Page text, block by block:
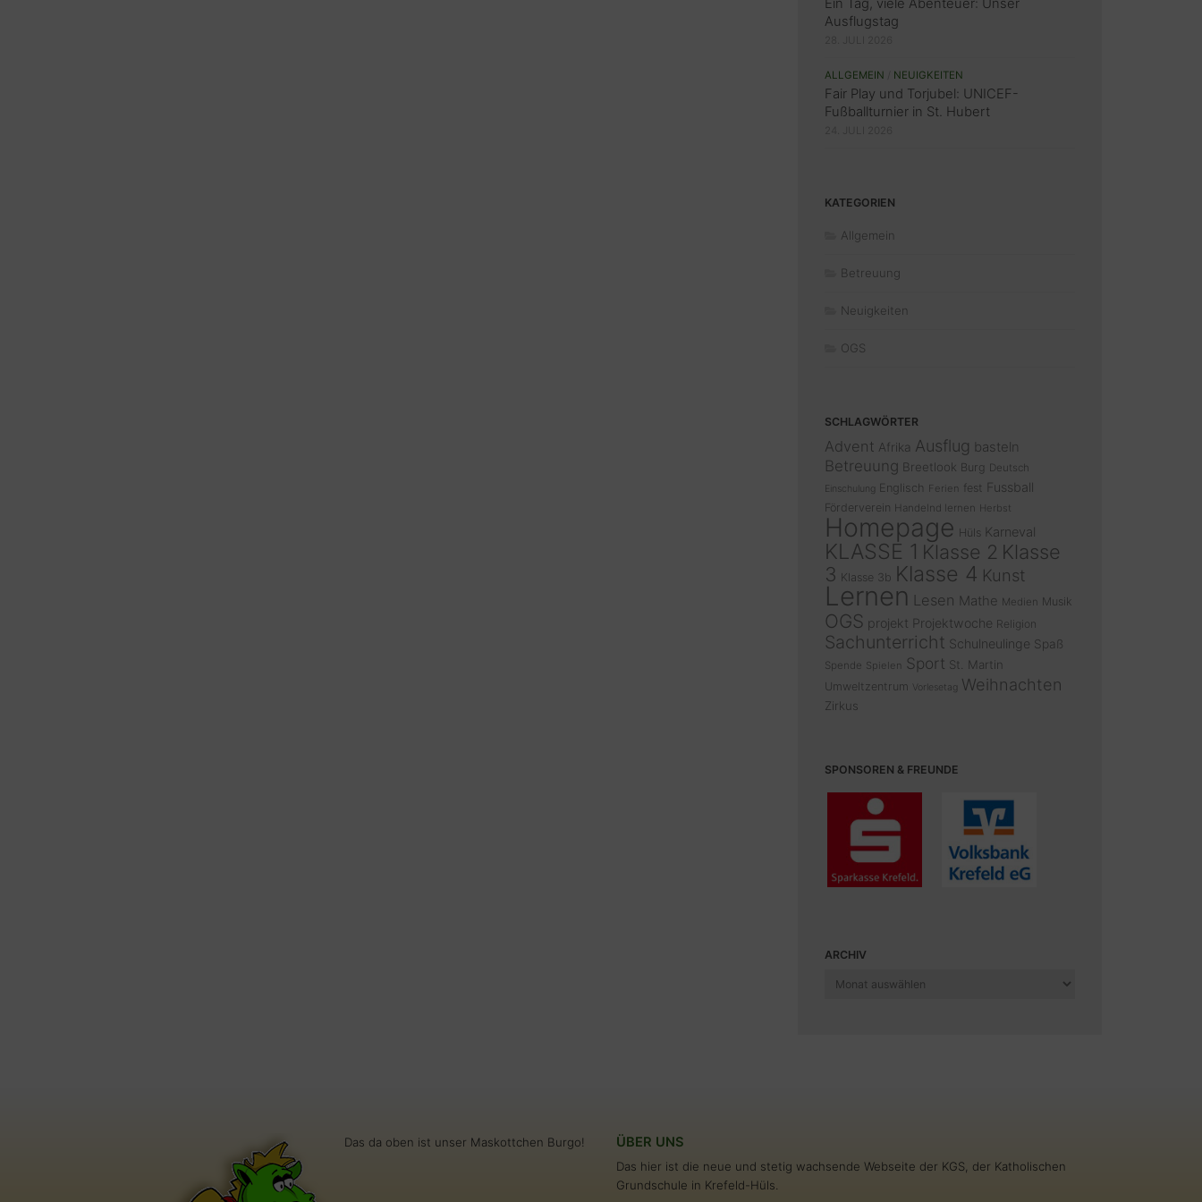
Ein Tag, viele Abenteuer: Unser
Ausflugstag
ALLGEMEIN NEUIGKEITEN
Fair Play und Torjubel: UNICEF-
Fußballturnier in St. Hubert
KATEGORIEN
Allgemein
Betreuung
Neuigkeiten
OGS
SCHLAGWÖRTER
Advent Afrika Ausflug basteln
Betreuung Breetlook Burg Deutsch
Einschulung Englisch Ferien fest Fussball
Förderverein Handelnd lernen Herbst
Homepage Hüls Karneval
KLASSE 1 Klasse 2 Klasse
3 Klasse 3b Klasse 4 Kunst
Lernen Lesen Mathe Medien Musik
OGS projekt Projektwoche Religion
Sachunterricht Schulneulinge Spaß
Spende Spielen Sport St. Martin
Umweltzentrum Vorlesetag Weihnachten
Zirkus
SPONSOREN & FREUNDE
ARCHIV
Archiv
Das da oben ist unser Maskottchen Burgo! ÜBER UNS
Das hier ist die neue und stetig wachsende Webseite der KGS, der Katholischen
Grundschule in Krefeld-Hüls.